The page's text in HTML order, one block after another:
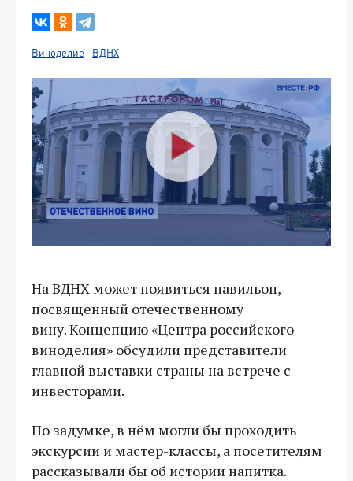
Виноделие ВДНХ
На ВДНХ может появиться павильон,
посвященный отечественному
вину. Концепцию «Центра российского
виноделия» обсудили представители
главной выставки страны на встрече с
инвесторами.
По задумке, в нём могли бы проходить
экскурсии и мастер-классы, а посетителям
рассказывали бы об истории напитка.